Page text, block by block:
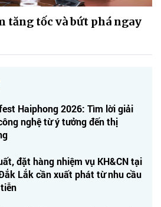
tăng tốc và bứt phá ngay
Haiphong 2026: Tìm lời giải
nghệ từ ý tưởng đến thị
đặt hàng nhiệm vụ KH&CN tại
Lắk cần xuất phát từ nhu cầu